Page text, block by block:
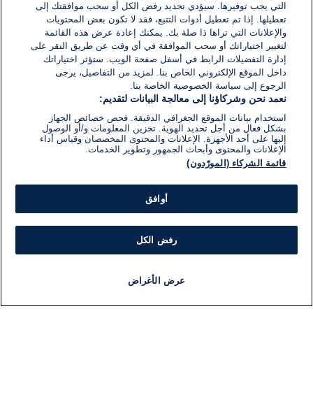
التي يجب توفيرها. سيؤدي تحديد رفض الكل أو سحب موافقتك إلى
تعطيلها. إذا تم تعطيل أدوات التتبع، فقد لا تكون بعض المحتويات
والإعلانات التي تراها ذا صلة بك. يمكنك إعادة عرض هذه القائمة
لتغيير اختياراتك أو سحب الموافقة في أي وقت عن طريق النقر على
إدارة التفضيلات الرابط في أسفل صفحة الويب. ستؤثر اختياراتك
داخل الموقع الإلكتروني الخاص بنا. لمزيد من التفاصيل، يرجى
الرجوع إلى سياسة الخصوصية الخاصة بنا.
نعمد نحن وشركاؤنا إلى معالجة البيانات لتقديم:
استخدام بيانات الموقع الجغرافي الدقيقة. فحص خصائص الجهاز
بشكل فعال من أجل تحديد الهوية. تخزين المعلومات و/أو الوصول
إليها على أحد الأجهزة. الإعلانات والمحتوى المخصصان وقياس أداء
الإعلانات والمحتوى وأبحاث الجمهور وتطوير الخدمات.
قائمة الشركاء (المورّدون)
أوافق
رفض الكل
عرض الأغراض